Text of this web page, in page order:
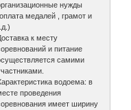
нужды
медалей , грамот и
к месту
и питание
самими
водоема: в
проведения
имеет ширину